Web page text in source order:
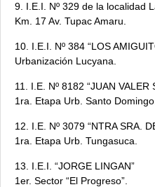
9. I.E.I. Nº 329 de la localidad
Km. 17 Av. Tupac Amaru.
10. I.E.I. Nº 384 “LOS
Urbanización Lucyana.
11. I.E. Nº 8182 “JUAN VALER
1ra. Etapa Urb. Santo Domingo.
12. I.E. Nº 3079 “NTRA SRA.
1ra. Etapa Urb. Tungasuca.
13. I.E.I. “JORGE LINGAN”
1er. Sector “El Progreso”.